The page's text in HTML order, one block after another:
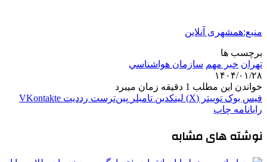
منبع:همشهری آنلاین
برچسب ها
تهران خبر مهم سازمان هواشناسي
۱۴۰۴/۰۱/۲۸
خواندن این مطلب 1 دقیقه زمان میبرد
فیس بوک توییتر (X) لینکدین ‫تامبلر ‫پین‌ترست ‫رددیت ‫VKontakte
رایانامه چاپ
نوشته های مشابه